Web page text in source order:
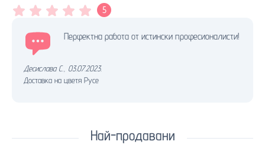
5
Перфектна работа от истински професионалисти!
Десислава С. 03.07.2023.
Доставка на цветя Русе
Най-продавани